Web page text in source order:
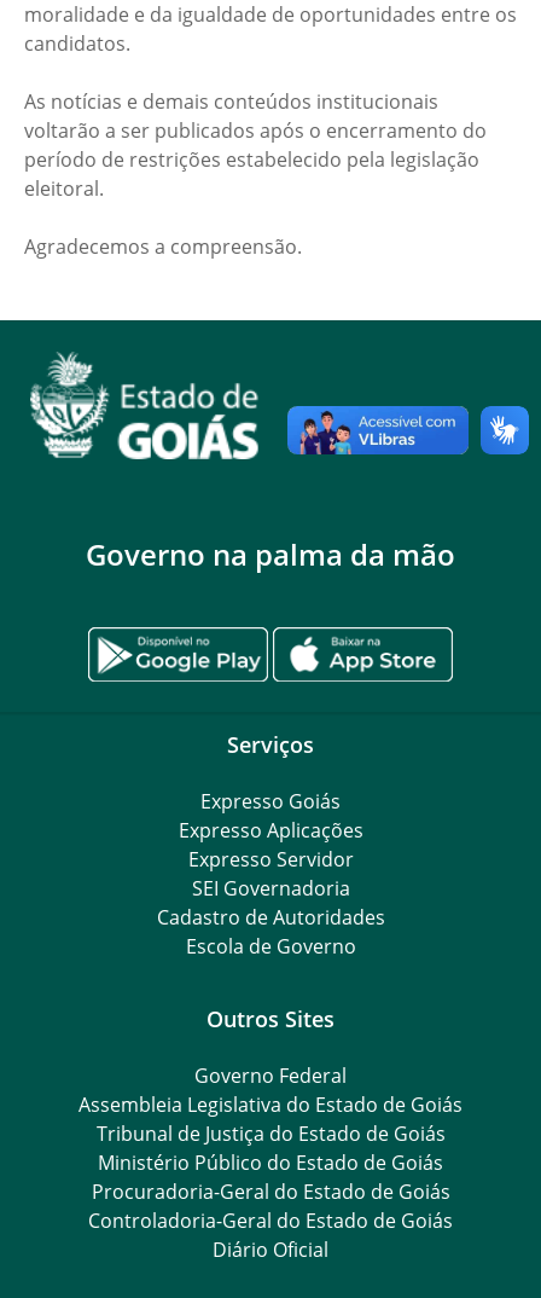
moralidade e da igualdade de oportunidades entre os
candidatos.
As notícias e demais conteúdos institucionais
voltarão a ser publicados após o encerramento do
período de restrições estabelecido pela legislação
eleitoral.
Agradecemos a compreensão.
Governo na palma da mão
Serviços
Expresso Goiás
Expresso Aplicações
Expresso Servidor
SEI Governadoria
Cadastro de Autoridades
Escola de Governo
Outros Sites
Governo Federal
Assembleia Legislativa do Estado de Goiás
Tribunal de Justiça do Estado de Goiás
Ministério Público do Estado de Goiás
Procuradoria-Geral do Estado de Goiás
Controladoria-Geral do Estado de Goiás
Diário Oficial